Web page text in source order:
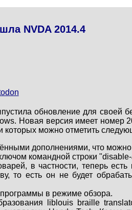
NVDA 2014.4
обновление для своей
Новая версия имеет номер
которых можно отметить
дополнениями, что можно
командной строки
в частности, теперь есть
то есть он не будет
в режиме обзора.
liblouis braille